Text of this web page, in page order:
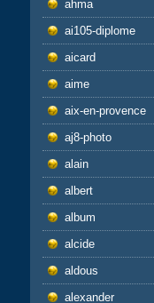
ahma
ai105-diplome
aicard
aime
aix-en-provence
aj8-photo
alain
albert
album
alcide
aldous
alexander